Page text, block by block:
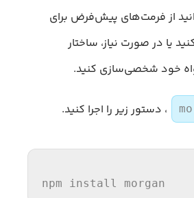
از فرمت‌های پیش‌فرض برای
یا در صورت نیاز، ساختار
خود شخصی‌سازی کنید.
، دستور زیر را اجرا کنید.
npm install morgan